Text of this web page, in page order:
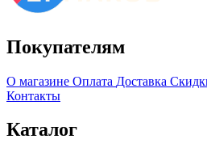
Покупателям
О магазине Оплата Доставка
Контакты
Каталог